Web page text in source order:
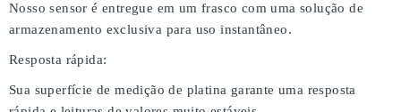
Nosso sensor é entregue em um frasco com uma solução de
armazenamento exclusiva para uso instantâneo.
Resposta rápida:
Sua superfície de medição de platina garante uma resposta